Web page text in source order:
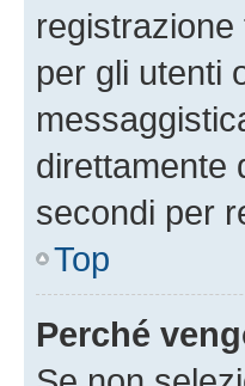
per gli utenti
direttamente
secondi per
Top
Perché